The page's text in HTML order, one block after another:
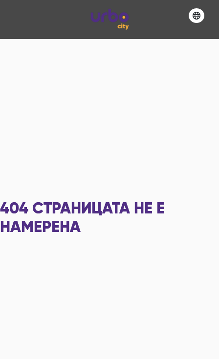
404 СТРАНИЦАТА НЕ Е
НАМЕРЕНА